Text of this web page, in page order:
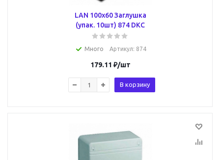
LAN 100x60 Заглушка
(упак. 10шт) 874 DKC
Много Артикул: 874
179.11 ₽/шт
В корзину